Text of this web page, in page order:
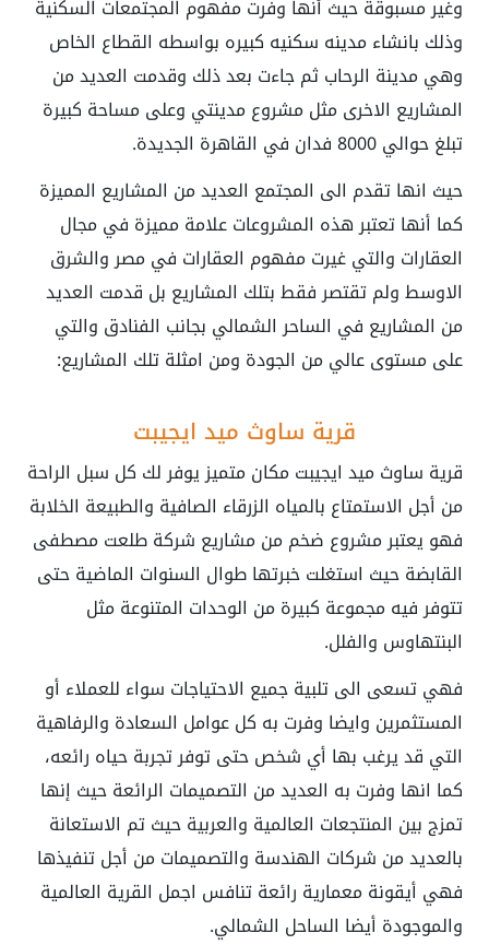
وغير مسبوقة حيث أنها وفرت مفهوم المجتمعات السكنية
وذلك بانشاء مدينه سكنيه كبيره بواسطه القطاع الخاص
وهي مدينة الرحاب ثم جاءت بعد ذلك وقدمت العديد من
المشاريع الاخرى مثل مشروع مدينتي وعلى مساحة كبيرة
تبلغ حوالي 8000 فدان في القاهرة الجديدة.
حيث انها تقدم الى المجتمع العديد من المشاريع المميزة
كما أنها تعتبر هذه المشروعات علامة مميزة في مجال
العقارات والتي غيرت مفهوم العقارات في مصر والشرق
الاوسط ولم تقتصر فقط بتلك المشاريع بل قدمت العديد
من المشاريع في الساحر الشمالي بجانب الفنادق والتي
على مستوى عالي من الجودة ومن امثلة تلك المشاريع:
قرية ساوث ميد ايجيبت
قرية ساوث ميد ايجيبت مكان متميز يوفر لك كل سبل الراحة
من أجل الاستمتاع بالمياه الزرقاء الصافية والطبيعة الخلابة
فهو يعتبر مشروع ضخم من مشاريع شركة طلعت مصطفى
القابضة حيث استغلت خبرتها طوال السنوات الماضية حتى
تتوفر فيه مجموعة كبيرة من الوحدات المتنوعة مثل
البنتهاوس والفلل.
فهي تسعى الى تلبية جميع الاحتياجات سواء للعملاء أو
المستثمرين وايضا وفرت به كل عوامل السعادة والرفاهية
التي قد يرغب بها أي شخص حتى توفر تجربة حياه رائعه،
كما انها وفرت به العديد من التصميمات الرائعة حيث إنها
تمزج بين المنتجعات العالمية والعربية حيث تم الاستعانة
بالعديد من شركات الهندسة والتصميمات من أجل تنفيذها
فهي أيقونة معمارية رائعة تنافس اجمل القرية العالمية
والموجودة أيضا الساحل الشمالي.